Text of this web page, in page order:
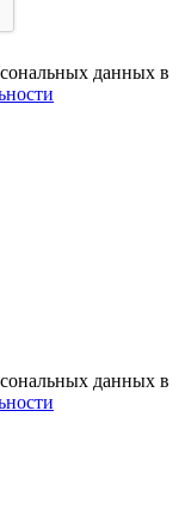
данных в
данных в